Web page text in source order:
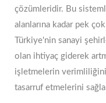
çözümleridir. Bu
alanlarına kadar pek
Türkiye'nin sanayi
olan ihtiyaç giderek
işletmelerin verimliliğini
tasarruf etmelerini